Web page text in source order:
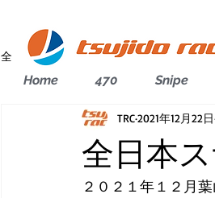
全ての記事
全日本
TRC2021年12月22日
２０２１年１２月
Home 470 Snipe